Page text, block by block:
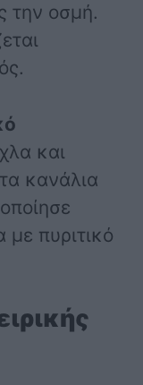
την οσμή.
και
κανάλια
πυριτικό